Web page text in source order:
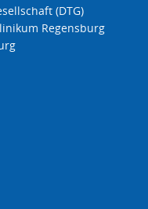
(DTG)
Regensburg